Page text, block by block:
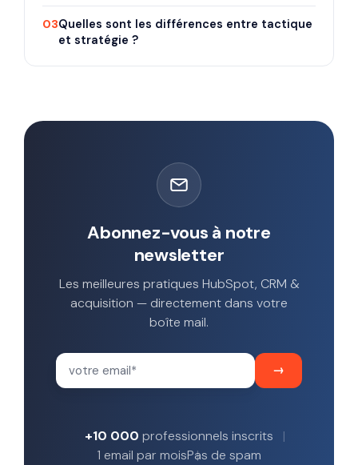
03Quelles sont les différences entre tactique
et stratégie ?
Abonnez-vous à notre
newsletter
Les meilleures pratiques HubSpot, CRM &
acquisition — directement dans votre
boîte mail.
+10 000 professionnels inscrits
1 email par moisPas de spam